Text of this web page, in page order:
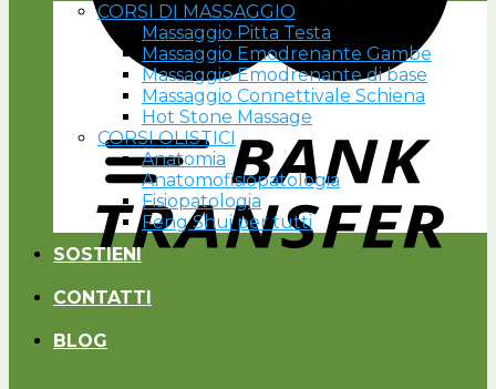
CORSI DI MASSAGGIO
Massaggio Pitta Testa
Massaggio Emodrenante Gambe
Massaggio Emodrenante di base
Massaggio Connettivale Schiena
Hot Stone Massage
CORSI OLISTICI
Anatomia
Anatomofisiopatologia
Fisiopatologia
Feng Shui per tutti
SOSTIENI
CONTATTI
BLOG